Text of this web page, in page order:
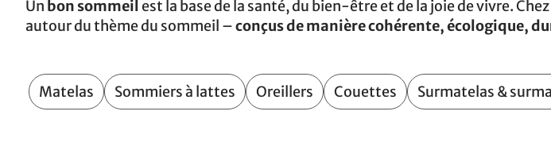
Un bon sommeil est la base de la santé, du bien-être et de la joie de vivre.
autour du thème du sommeil –conçus de manière cohérente, écologique,
Matelas Sommiers à lattes Oreillers Couettes Surmatelas &